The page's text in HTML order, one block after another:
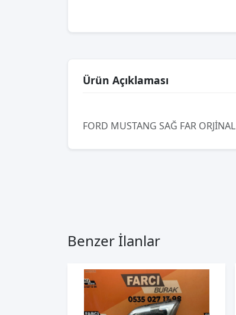
Ürün Açıklaması
FORD MUSTANG SAĞ FAR ORJİNAL
Benzer İlanlar